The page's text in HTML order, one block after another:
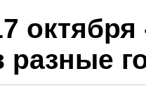
октября
разные